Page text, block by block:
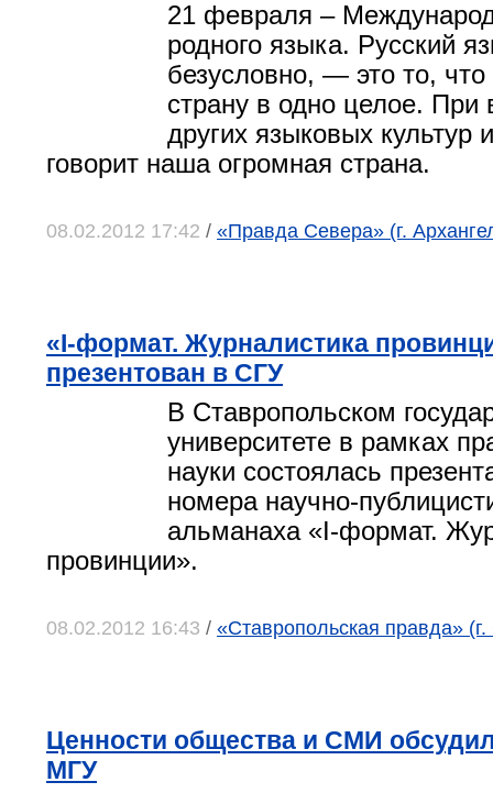
21 февраля –
родного языка. Русский
безусловно, — это то,
страну в одно целое. При
других языковых культур
говорит наша огромная страна.
08.02.2012 17:42 / «Правда Севера» (г.
«I-формат. Журналистика
презентован в СГУ
В Ставропольском
университете в рамках
науки состоялась
номера научно-
альманаха «I-формат.
провинции».
08.02.2012 16:43 / «Ставропольская правда»
Ценности общества и СМИ
МГУ